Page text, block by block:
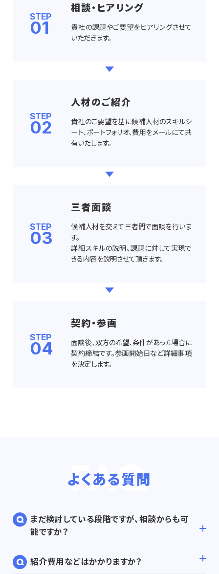
STEP
01
相談・ヒアリング
貴社の課題やご要望をヒアリングさせて
いただきます。
STEP
02
人材のご紹介
貴社のご要望を基に候補人材のスキルシ
ート、ポートフォリオ、費用をメールにて共
有いたします。
STEP
03
三者面談
候補人材を交えて三者間で面談を行いま
す。
詳細スキルの説明、課題に対して実現で
きる内容を説明させて頂きます。
STEP
04
契約・参画
面談後、双方の希望、条件があった場合に
契約締結です。参画開始日など詳細事項
を決定します。
よくある質問
まだ検討している段階ですが、相談からも可
能ですか？
紹介費用などはかかりますか？